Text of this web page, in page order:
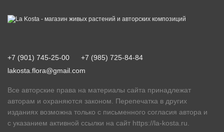
+7 (901) 745-25-00
+7 (985) 725-84-84
lakosta.flora@gmail.com
Все авторские права на материалы сайта принадлежат
авторам и охраняются законом. Перепечатка в других
изданиях возможна только с письменного согласия автора и
с указанием активной ссылки на сайт https://la-kosta.ru